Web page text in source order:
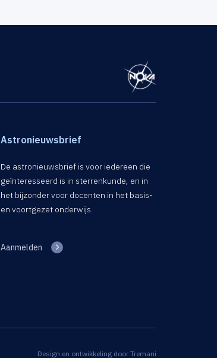
Astronieuwsbrief
De astronieuwsbrief is voor iedereen die
geïnteresseerd is in sterrenkunde, en in
het bijzonder voor docenten in het basis-
en voortgezet onderwijs.
Aanmelden
Design en ontwikkeling door Tremani